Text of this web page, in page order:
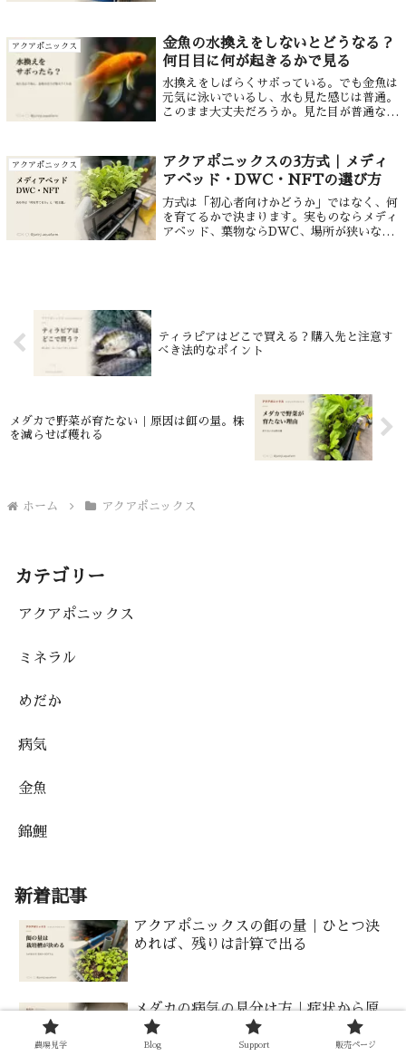
ん。あとから変えられないのは、置き場所・
ろ過の量・培地・栽培槽の広さ。とくにろ過
は、うちも初年度に足りずにあとから増強し
ました。
アクアポニックス
金魚の水換えをしないとどうなる？
何日目に何が起きるかで見る
水換えをしばらくサボっている。でも金魚は
元気に泳いでいるし、水も見た感じは普通。
このまま大丈夫だろうか。見た目が普通なう
て、見た目は最後に変わります。水換えをし
な...
アクアポニックス
アクアポニックスの3方式｜メディ
アベッド・DWC・NFTの選び方
方式は「初心者向けかどうか」ではなく、何
を育てるかで決まります。実ものならメディ
アベッド、葉物ならDWC、場所が狭いなら
ティラピアはどこで買える？購入先と注意す
べき法的なポイント
メダカで野菜が育たない｜原因は餌の量。株
を減らせば穫れる
ホーム アクアポニックス
カテゴリー
アクアポニックス
ミネラル
めだか
病気
金魚
錦鯉
新着記事
アクアポニックスの餌の量｜ひとつ決
めれば、残りは計算で出る
メダカの病気の見分け方｜症状から原
因をたどる早見表
農場見学 Blog Support 販売ページ